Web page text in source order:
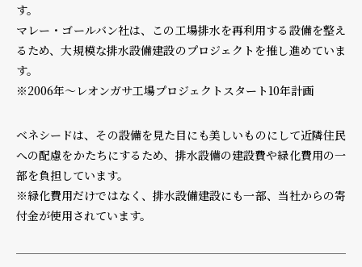
す。
マレー・ゴールバン社は、この工場排水を再利用する設備を整え
るため、大規模な排水設備建設のプロジェクトを推し進めていま
す。
※2006年～レオンガサ工場プロジェクトスタート10年計画
ベネシードは、その設備を見た目にも美しいものにして近隣住民
への配慮をかたちにするため、排水設備の建設費や緑化費用の一
部を負担しています。
※緑化費用だけではなく、排水設備建設にも一部、当社からの寄
付金が使用されています。